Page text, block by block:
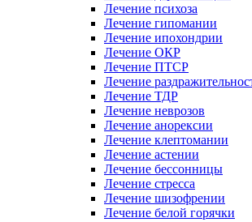
Лечение психоза
Лечение гипомании
Лечение ипохондрии
Лечение ОКР
Лечение ПТСР
Лечение
Лечение ТДР
Лечение неврозов
Лечение анорексии
Лечение клептомании
Лечение астении
Лечение бессонницы
Лечение стресса
Лечение шизофрении
Лечение белой горячки